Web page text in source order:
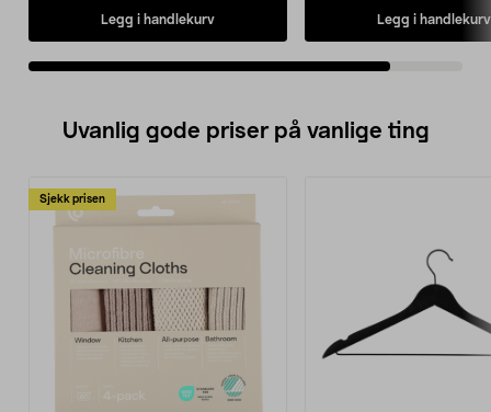
Legg i handlekurv Legg i handlekurv
Uvanlig gode priser på vanlige ting
Sjekk prisen